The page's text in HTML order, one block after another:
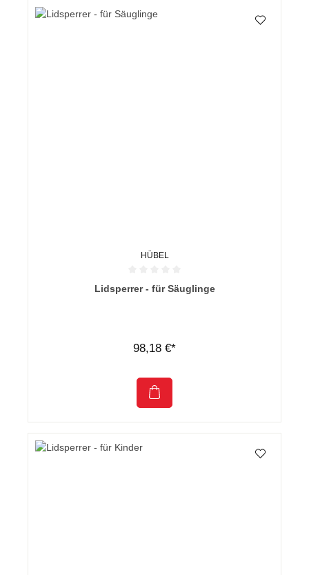
HÜBEL
Durchschnittliche Bewertung von 0 von 5 Sternen
Lidsperrer - für Säuglinge
98,18 €*